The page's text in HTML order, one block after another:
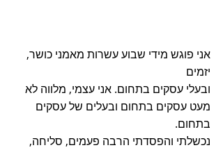
אני פוגש מידי שבוע עשרות מאמני כושר,
יזמים
ובעלי עסקים בתחום. אני עצמי, מלווה לא
מעט עסקים בתחום ובעלים של עסקים
בתחום.
נכשלתי והפסדתי הרבה פעמים, סליחה,